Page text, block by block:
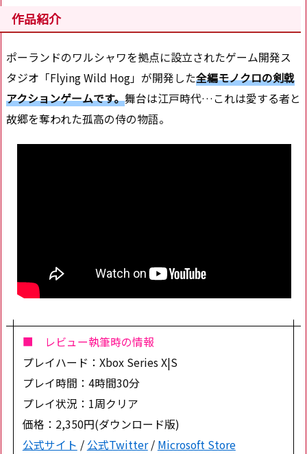
作品紹介
ポーランドのワルシャワを拠点に設立されたゲーム開発ス
タジオ「Flying Wild Hog」が開発した全編モノクロの剣戟
アクションゲームです。舞台は江戸時代…これは愛する者と
故郷を奪われた孤高の侍の物語。
■ レビュー執筆時の情報
プレイハード：Xbox Series X|S
プレイ時間：4時間30分
プレイ状況：1周クリア
価格：2,350円(ダウンロード版)
公式サイト / 公式Twitter/ Microsoft Store